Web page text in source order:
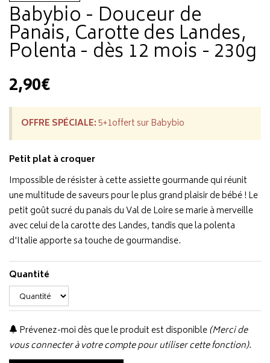
Babybio - Douceur de
Panais, Carotte des Landes,
Polenta - dès 12 mois - 230g
2,90€
OFFRE SPÉCIALE: 5+1offert sur Babybio
Petit plat à croquer
Impossible de résister à cette assiette gourmande qui réunit
une multitude de saveurs pour le plus grand plaisir de bébé ! Le
petit goût sucré du panais du Val de Loire se marie à merveille
avec celui de la carotte des Landes, tandis que la polenta
d'Italie apporte sa touche de gourmandise.
Quantité
Prévenez-moi dès que le produit est disponible(Merci de
vous connecter à votre compte pour utiliser cette fonction).